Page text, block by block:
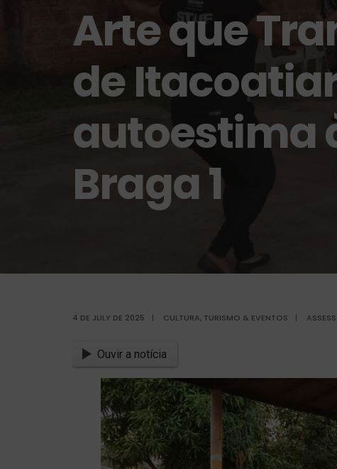
Arte que
de
autoestima
Braga 1
4 DE JULY DE 2025 | CULTURA, TURISMO & EVENTOS |
Ouvir a notícia